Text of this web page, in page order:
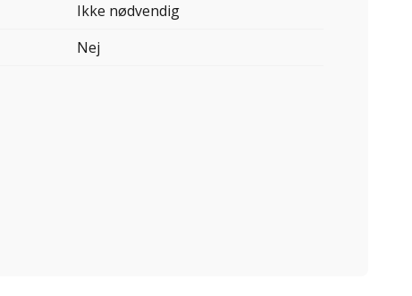
Ikke nødvendig
Nej